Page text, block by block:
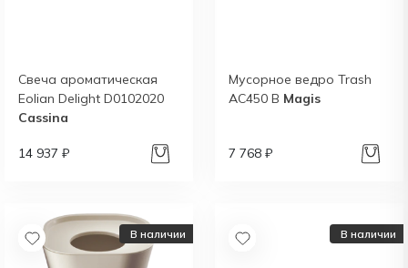
Свеча ароматическая
Eolian Delight D0102020
Cassina
14 937 ₽
Мусорное ведро Trash
AC450 B Magis
7 768 ₽
В наличии В наличии